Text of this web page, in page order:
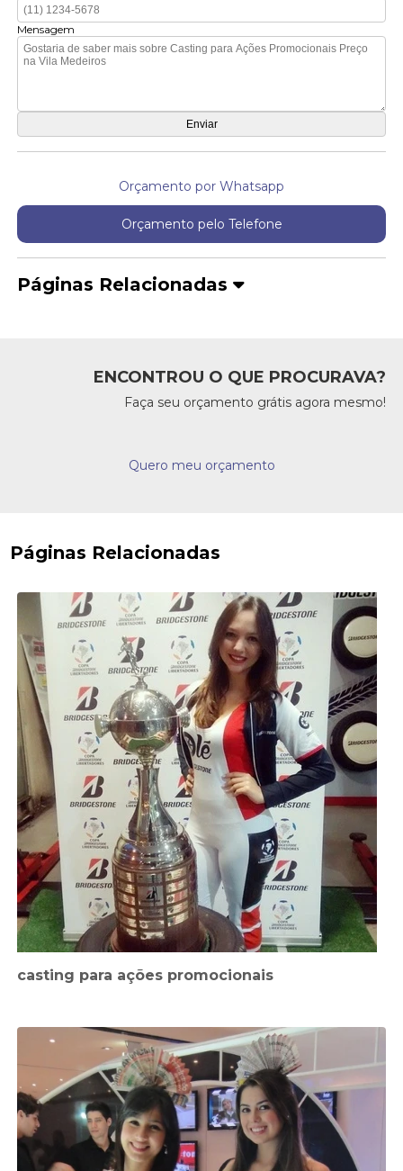
Mensagem
Orçamento por Whatsapp
Orçamento pelo Telefone
Páginas Relacionadas
ENCONTROU O QUE PROCURAVA?
Faça seu orçamento grátis agora mesmo!
Quero meu orçamento
Páginas Relacionadas
casting para ações promocionais